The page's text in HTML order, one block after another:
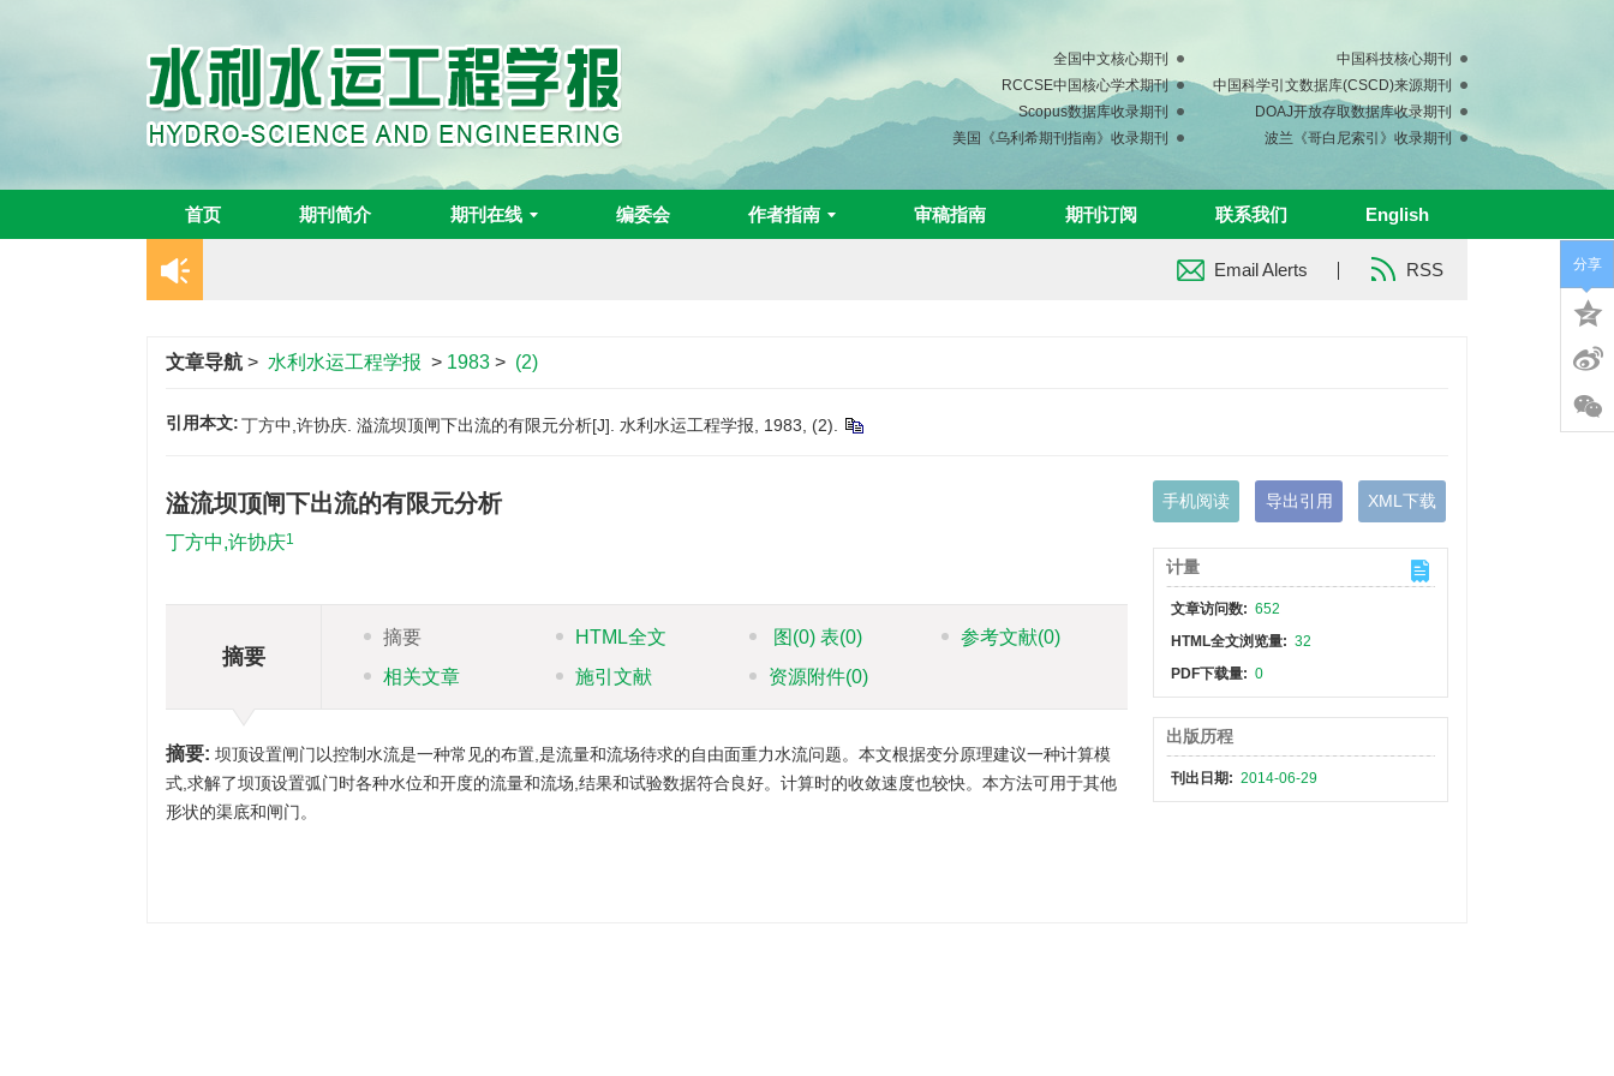
全国中文核心期刊
中国科技核心期刊
RCCSE中国核心学术期刊
中国科学引文数据库(CSCD)来源期刊
Scopus数据库收录期刊
DOAJ开放存取数据库收录期刊
美国《乌利希期刊指南》收录期刊
波兰《哥白尼索引》收录期刊
首页 期刊简介 期刊在线 编委会 作者指南 审稿指南 期刊订阅 联系我们 English
Email Alerts RSS
文章导航 > 水利水运工程学报 > 1983 > (2)
引用本文:丁方中,许协庆. 溢流坝顶闸下出流的有限元分析[J]. 水利水运工程学报, 1983, (2).
溢流坝顶闸下出流的有限元分析
丁方中,许协庆1
摘要
摘要 HTML全文 图 (0)表(0) 参考文献(0)
相关文章
施引文献 资源附件(0)
摘要: 坝顶设置闸门以控制水流是一种常见的布置,是流量和流场待求的自由面重力水流问题。本文根据变分原理建议一种计算模
式,求解了坝顶设置弧门时各种水位和开度的流量和流场,结果和试验数据符合良好。计算时的收敛速度也较快。本方法可用于其他
形状的渠底和闸门。
手机阅读 导出引用 XML下载
计量
文章访问数: 652
HTML全文浏览量: 32
PDF下载量: 0
出版历程
刊出日期: 2014-06-29
分享